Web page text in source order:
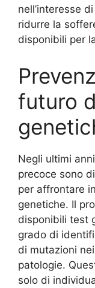
nell’interesse
ridurre la
disponibili per
futuro
Negli ultimi
precoce sono
per affrontare
genetiche. Il
disponibili test
grado di
di mutazioni
patologie.
solo di